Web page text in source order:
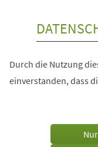
Durch die Nutzung
einverstanden, dass